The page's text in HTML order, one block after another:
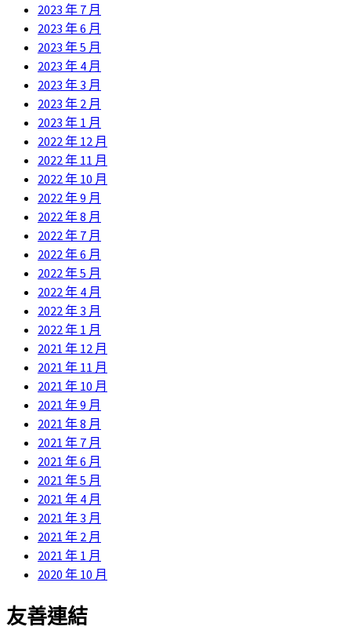
2023 年 7 月
2023 年 6 月
2023 年 5 月
2023 年 4 月
2023 年 3 月
2023 年 2 月
2023 年 1 月
2022 年 12 月
2022 年 11 月
2022 年 10 月
2022 年 9 月
2022 年 8 月
2022 年 7 月
2022 年 6 月
2022 年 5 月
2022 年 4 月
2022 年 3 月
2022 年 1 月
2021 年 12 月
2021 年 11 月
2021 年 10 月
2021 年 9 月
2021 年 8 月
2021 年 7 月
2021 年 6 月
2021 年 5 月
2021 年 4 月
2021 年 3 月
2021 年 2 月
2021 年 1 月
2020 年 10 月
友善連結